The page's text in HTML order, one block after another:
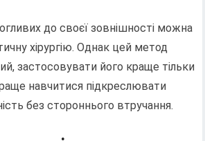
до своєї зовнішності можна
хірургію. Однак цей метод
застосовувати його краще тільки
навчитися підкреслювати
без стороннього втручання.